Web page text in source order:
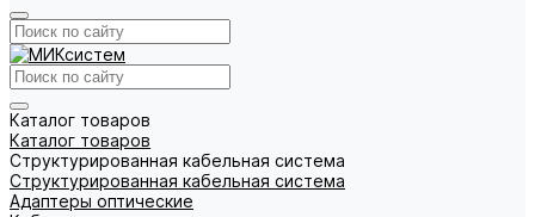
Каталог товаров
Каталог товаров
Структурированная кабельная система
Структурированная кабельная система
Адаптеры оптические